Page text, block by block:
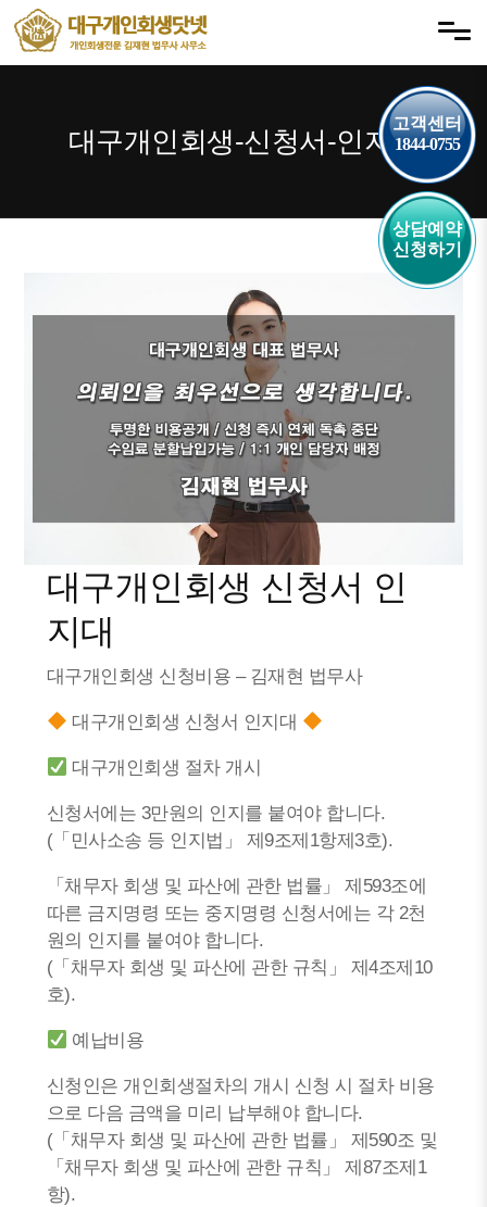
용
으
메뉴 건너뛰기
대구개인회생-신청서-인지대
고객센터
1844-0755
상담예약
신청하기
대구개인회생 신청서 인
지대
대구개인회생 신청비용 – 김재현 법무사
대구개인회생 신청서 인지대
대구개인회생 절차 개시
신청서에는 3만원의 인지를 붙여야 합니다.
(「민사소송 등 인지법」 제9조제1항제3호).
「채무자 회생 및 파산에 관한 법률」 제593조에
따른 금지명령 또는 중지명령 신청서에는 각 2천
원의 인지를 붙여야 합니다.
(「채무자 회생 및 파산에 관한 규칙」 제4조제10
호).
예납비용
신청인은 개인회생절차의 개시 신청 시 절차 비용
으로 다음 금액을 미리 납부해야 합니다.
(「채무자 회생 및 파산에 관한 법률」 제590조 및
「채무자 회생 및 파산에 관한 규칙」 제87조제1
항).